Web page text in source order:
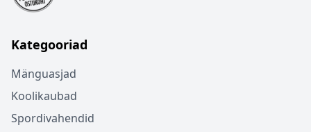
Kategooriad
Mänguasjad
Koolikaubad
Spordivahendid